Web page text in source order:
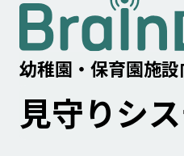
幼稚園・保育園施設
見守りシ